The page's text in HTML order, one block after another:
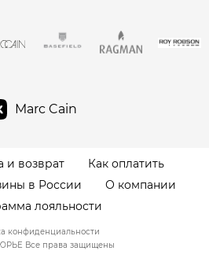
Marc Cain
и возврат
Как оплатить
в России
О компании
лояльности
Все права защищены
конфиденциальности